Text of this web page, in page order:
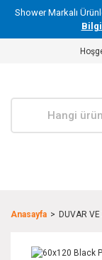
Shower Markalı
Bilgi
Anasayfa DUVAR